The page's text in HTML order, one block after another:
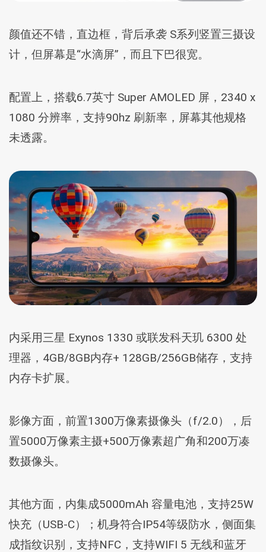
颜值还不错，直边框，背后承袭 S系列竖置三摄设
计，但屏幕是“水滴屏”，而且下巴很宽。
配置上，搭载6.7英寸 Super AMOLED 屏，2340 x
1080 分辨率，支持90hz 刷新率，屏幕其他规格
未透露。
内采用三星 Exynos 1330 或联发科天玑 6300 处
理器，4GB/8GB内存+ 128GB/256GB储存，支持
内存卡扩展。
影像方面，前置1300万像素摄像头（f/2.0），后
置5000万像素主摄+500万像素超广角和200万凑
数摄像头。
其他方面，内集成5000mAh 容量电池，支持25W
快充（USB-C）；机身符合IP54等级防水，侧面集
成指纹识别，支持NFC，支持WIFI 5 无线和蓝牙